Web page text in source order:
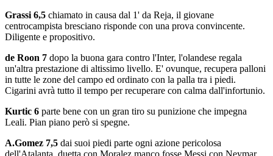
Grassi 6,5 chiamato in causa dal 1' da Reja, il giovane
centrocampista bresciano risponde con una prova convincente.
Diligente e propositivo.
de Roon 7 dopo la buona gara contro l'Inter, l'olandese regala
un'altra prestazione di altissimo livello. E' ovunque, recupera palloni
in tutte le zone del campo ed ordinato con la palla tra i piedi.
Cigarini avrà tutto il tempo per recuperare con calma dall'infortunio.
Kurtic 6 parte bene con un gran tiro su punizione che impegna
Leali. Pian piano però si spegne.
A.Gomez 7,5 dai suoi piedi parte ogni azione pericolosa
dell'Atalanta, duetta con Moralez manco fosse Messi con Neymar,